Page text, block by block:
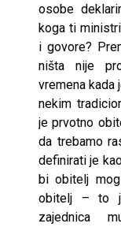
osobe
koga ti
i govore?
ništa nije
vremena kada
nekim
je prvotno
da trebamo
definirati je
bi obitelj
obitelj – to
zajednica